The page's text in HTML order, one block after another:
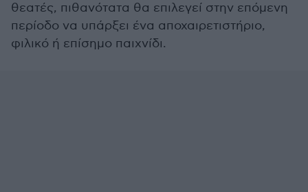
θεατές, πιθανότατα θα επιλεγεί στην επόμενη
περίοδο να υπάρξει ένα αποχαιρετιστήριο,
φιλικό ή επίσημο παιχνίδι.